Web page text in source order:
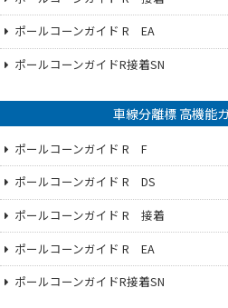
ポールコーンガイド R EA
ポールコーンガイドR接着SN
車線分離標 高機能
ポールコーンガイド R F
ポールコーンガイド R DS
ポールコーンガイド R 接着
ポールコーンガイド R EA
ポールコーンガイドR接着SN